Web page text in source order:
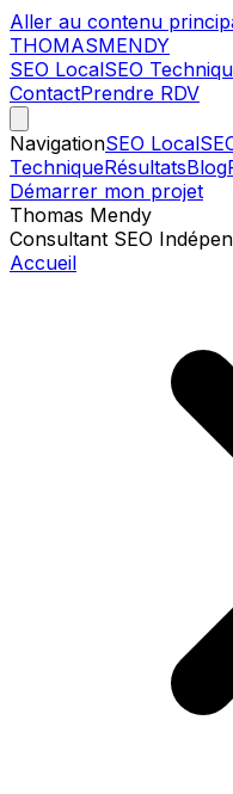
Aller au contenu
THOMASMENDY
SEO LocalSEO
ContactPrendre RDV
NavigationSEO Local
TechniqueRésultatsBlog
Démarrer mon projet
Thomas Mendy
Consultant SEO
Accueil